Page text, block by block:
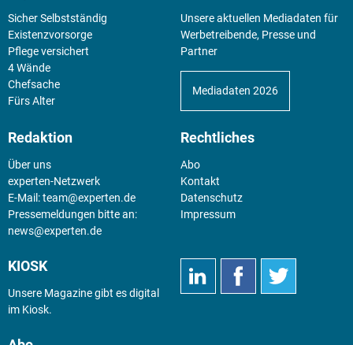
Sicher Selbstständig
Existenz­vorsorge
Pflege versichert
4 Wände
Chefsache
Fürs Alter
Unsere aktuellen Mediadaten für
Werbetreibende, Presse und
Partner
Mediadaten 2026
Redaktion
Über uns
experten-Netzwerk
E-Mail:team@experten.de
Pressemeldungen bitte an:
news@experten.de
Rechtliches
Abo
Kontakt
Datenschutz
Impressum
KIOSK
Unsere Magazine gibt es digital
im Kiosk.